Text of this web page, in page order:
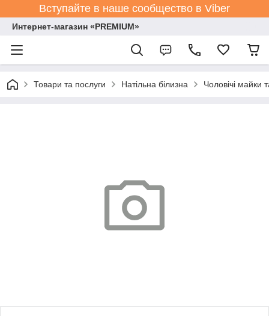
Вступайте в наше сообщество в Viber
Интернет-магазин «PREMIUM»
Товари та послуги Натільна білизна Чоловічі майки